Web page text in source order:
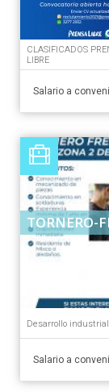
CLASIFICADOS
LIBRE
Salario a
TORNERO-
Desarrollo industrial
Salario a